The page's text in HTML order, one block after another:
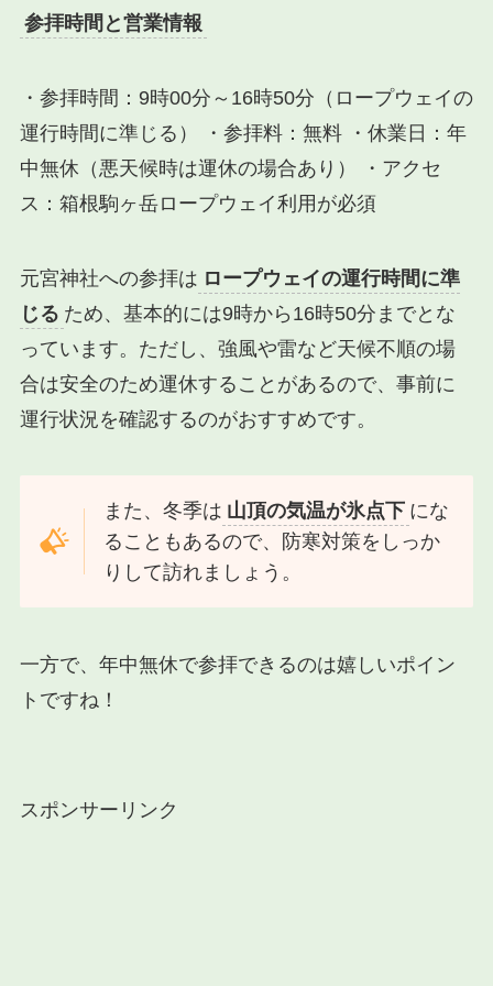
参拝時間と営業情報
・参拝時間：9時00分～16時50分（ロープウェイの
運行時間に準じる） ・参拝料：無料 ・休業日：年
中無休（悪天候時は運休の場合あり） ・アクセ
ス：箱根駒ヶ岳ロープウェイ利用が必須
元宮神社への参拝は ロープウェイの運行時間に準
じる ため、基本的には9時から16時50分までとな
っています。ただし、強風や雷など天候不順の場
合は安全のため運休することがあるので、事前に
運行状況を確認するのがおすすめです。
また、冬季は 山頂の気温が氷点下 にな
ることもあるので、防寒対策をしっか
りして訪れましょう。
一方で、年中無休で参拝できるのは嬉しいポイン
トですね！
スポンサーリンク